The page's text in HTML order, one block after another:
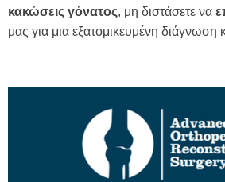
κακώσεις γόνατος, μη διστάσετε να
μας για μια εξατομικευμένη διάγνωση